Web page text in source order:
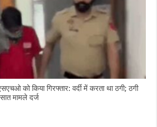
को किया गिरफ्तार: वर्दी में करता था ठगी; ठगी
मामले दर्ज